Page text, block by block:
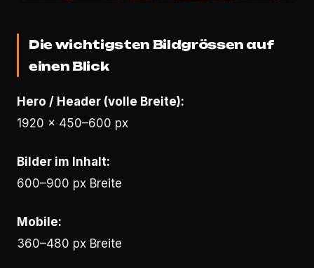
Die wichtigsten Bildgrössen auf
einen Blick
Hero / Header (volle Breite):
1920 × 450–600 px
Bilder im Inhalt:
600–900 px Breite
Mobile:
360–480 px Breite